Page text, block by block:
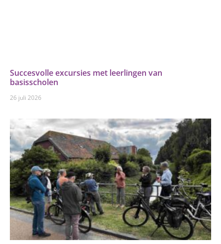
Succesvolle excursies met leerlingen van
basisscholen
26 juli 2026